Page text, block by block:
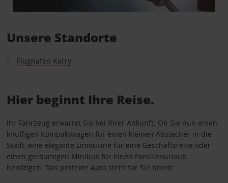
Unsere Standorte
Flughafen Kerry
Hier beginnt Ihre Reise.
Ihr Fahrzeug erwartet Sie bei Ihrer Ankunft. Ob Sie nun einen
knuffigen Kompaktwagen für einen kleinen Abstecher in die
Stadt, eine elegante Limousine für eine Geschäftsreise oder
einen geräumigen Minibus für einen Familienurlaub
benötigen: Das perfekte Auto steht für Sie bereit.